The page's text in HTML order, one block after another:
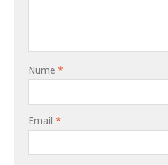
Nume *
Email *